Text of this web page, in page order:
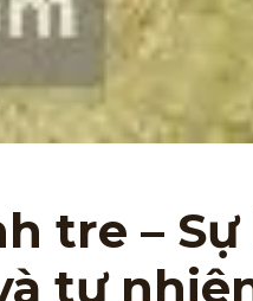
tre –
tự